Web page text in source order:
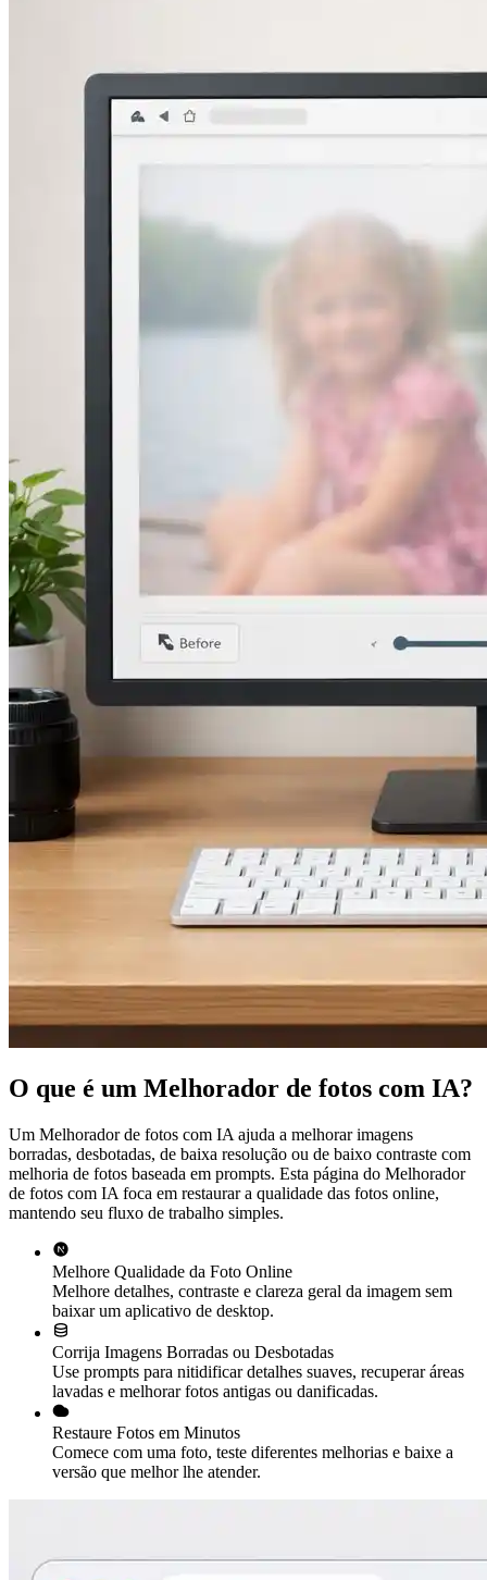
O que é um Melhorador de fotos com IA?
Um Melhorador de fotos com IA ajuda a melhorar imagens
borradas, desbotadas, de baixa resolução ou de baixo contraste com
melhoria de fotos baseada em prompts. Esta página do Melhorador
de fotos com IA foca em restaurar a qualidade das fotos online,
mantendo seu fluxo de trabalho simples.
Melhore Qualidade da Foto Online
Melhore detalhes, contraste e clareza geral da imagem sem
baixar um aplicativo de desktop.
Corrija Imagens Borradas ou Desbotadas
Use prompts para nitidificar detalhes suaves, recuperar áreas
lavadas e melhorar fotos antigas ou danificadas.
Restaure Fotos em Minutos
Comece com uma foto, teste diferentes melhorias e baixe a
versão que melhor lhe atender.